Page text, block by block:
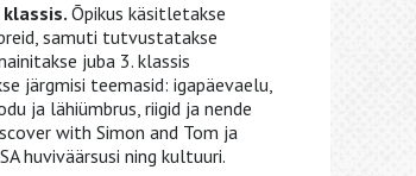
Õpikus käsitletakse
samuti tutvustatakse
juba 3. klassis
järgmisi teemasid: igapäevaelu,
ja lähiümbrus, riigid ja nende
with Simon and Tom ja
huviväärsusi ning kultuuri.